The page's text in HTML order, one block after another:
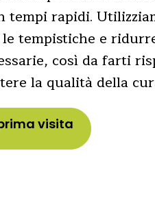
tempi rapidi.
tempistiche e
così da farti
la qualità della
visita